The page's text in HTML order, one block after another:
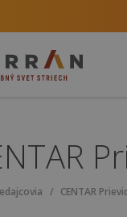
CENTAR